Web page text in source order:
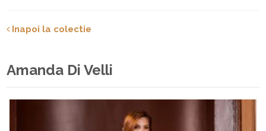
Inapoi la colectie
Amanda Di Velli